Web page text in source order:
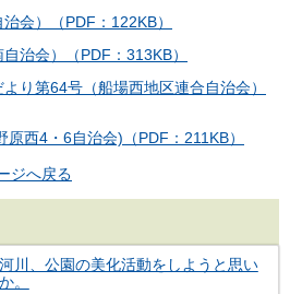
会）（PDF：122KB）
治会）（PDF：313KB）
り第64号（船場西地区連合自治会）
西4・6自治会)（PDF：211KB）
ジへ戻る
川、公園の美化活動をしようと思い
。